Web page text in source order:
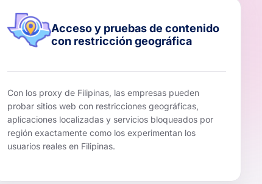
Acceso y pruebas de contenido
con restricción geográfica
Con los proxy de Filipinas, las empresas pueden
probar sitios web con restricciones geográficas,
aplicaciones localizadas y servicios bloqueados por
región exactamente como los experimentan los
usuarios reales en Filipinas.